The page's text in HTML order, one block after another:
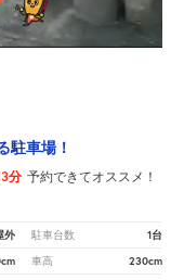
駐車場！
分 予約できてオススメ！
外 駐車台数 1台
車高 230cm